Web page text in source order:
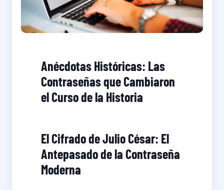
Anécdotas Históricas: Las
Contraseñas que Cambiaron
el Curso de la Historia
El Cifrado de Julio César: El
Antepasado de la Contraseña
Moderna